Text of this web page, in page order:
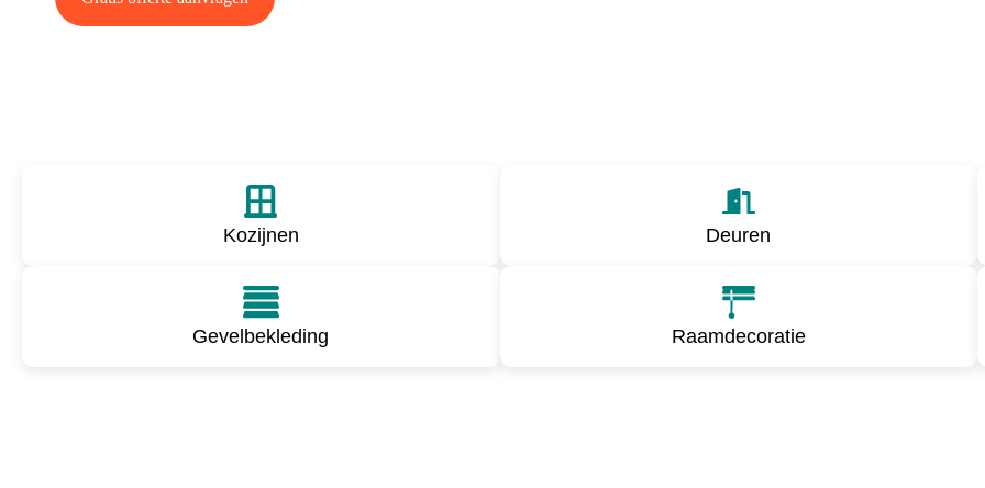
Kozijnen Deuren
Gevelbekleding Raamdecoratie